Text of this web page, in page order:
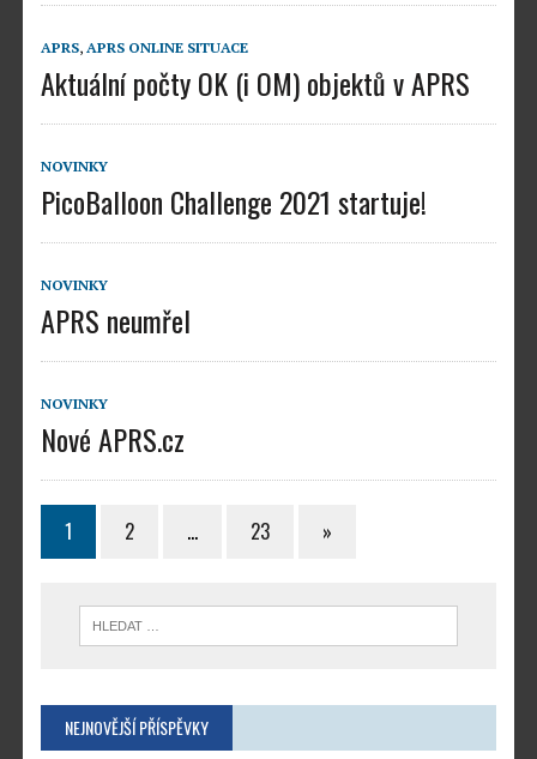
APRS, APRS ONLINE SITUACE
Aktuální počty OK (i OM) objektů v APRS
NOVINKY
PicoBalloon Challenge 2021 startuje!
NOVINKY
APRS neumřel
NOVINKY
Nové APRS.cz
1 2 … 23 »
NEJNOVĚJŠÍ PŘÍSPĚVKY